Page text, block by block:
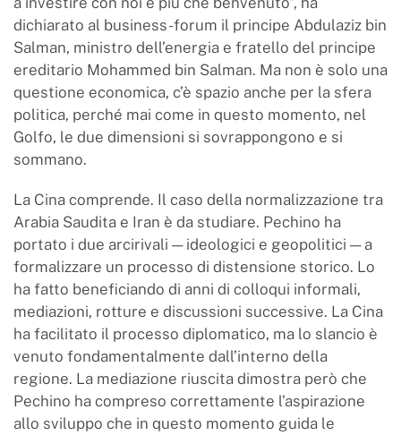
dichiarato al business-forum il principe Abdulaziz bin
Salman, ministro dell’energia e fratello del principe
ereditario Mohammed bin Salman. Ma non è solo una
questione economica, c’è spazio anche per la sfera
politica, perché mai come in questo momento, nel
Golfo, le due dimensioni si sovrappongono e si
sommano.
La Cina comprende. Il caso della normalizzazione tra
Arabia Saudita e Iran è da studiare. Pechino ha
portato i due arcirivali — ideologici e geopolitici — a
formalizzare un processo di distensione storico. Lo
ha fatto beneficiando di anni di colloqui informali,
mediazioni, rotture e discussioni successive. La Cina
ha facilitato il processo diplomatico, ma lo slancio è
venuto fondamentalmente dall’interno della
regione. La mediazione riuscita dimostra però che
Pechino ha compreso correttamente l’aspirazione
allo sviluppo che in questo momento guida le